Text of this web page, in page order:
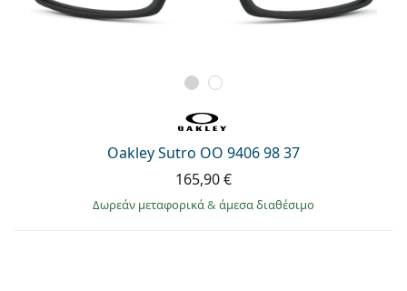
Oakley Sutro OO 9406 98 37
165,90 €
Δωρεάν μεταφορικά& άμεσα διαθέσιμο